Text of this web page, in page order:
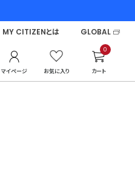
マイページ お気に入り
0
カート
MY CITIZENとは GLOBAL